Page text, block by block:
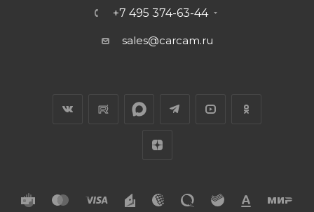
+7 495 374-63-44
sales@carcam.ru